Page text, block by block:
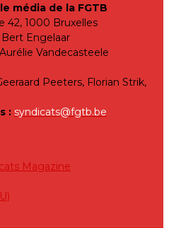
média de la FGTB
42, 1000 Bruxelles
Bert Engelaar
Aurélie Vandecasteele
Peeters, Florian Strik,
: syndicats@fgtb.be
Magazine